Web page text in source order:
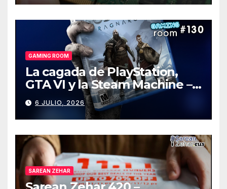
GAMING ROOM
La cagada de PlayStation,
GTA VI y la Steam Machine –
Gaming Room #130
6 JULIO, 2026
SAREAN ZEHAR